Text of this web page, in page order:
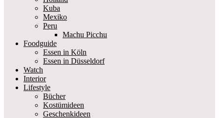
Kuba
Mexiko
Peru
Machu Picchu
Foodguide
Essen in Köln
Essen in Düsseldorf
Watch
Interior
Lifestyle
Bücher
Kostümideen
Geschenkideen